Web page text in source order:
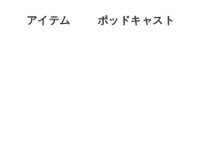
アイテム ポッドキャスト